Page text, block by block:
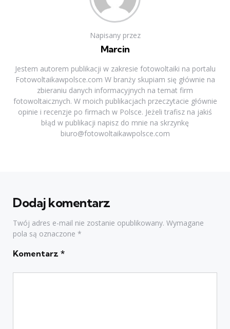
Napisany przez
Marcin
Jestem autorem publikacji w zakresie fotowoltaiki na portalu
Fotowoltaikawpolsce.com W branży skupiam się głównie na
zbieraniu danych informacyjnych na temat firm
fotowoltaicznych. W moich publikacjach przeczytacie głównie
opinie i recenzje po firmach w Polsce. Jeżeli trafisz na jakiś
błąd w publikacji napisz do mnie na skrzynkę
biuro@fotowoltaikawpolsce.com
Dodaj komentarz
Twój adres e-mail nie zostanie opublikowany. Wymagane
pola są oznaczone *
Komentarz *